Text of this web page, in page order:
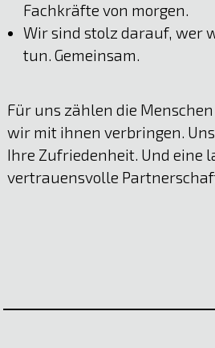
Fachkräfte von morgen.
Wir sind stolz darauf, wer
tun. Gemeinsam.
Für uns zählen die
wir mit ihnen verbringen.
Ihre Zufriedenheit. Und eine
vertrauensvolle